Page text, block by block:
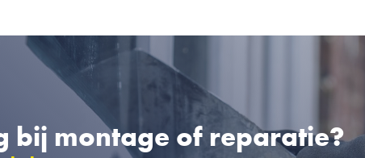
bij montage of reparatie?